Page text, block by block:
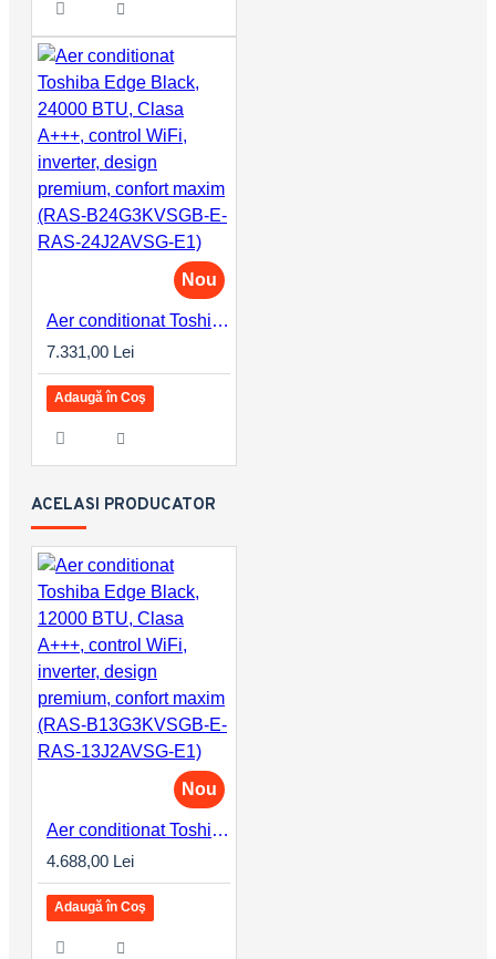
Nou
Aer conditionat Toshiba Edge Black, 24000 BTU, Clasa A+++, control WiFi, inverter, design premium, confort maxim (RAS-B24G3KVSGB-E-RAS-24J2AVSG-E1)
7.331,00 Lei
Adaugă în Coş
ACELASI PRODUCATOR
Nou
Aer conditionat Toshiba Edge Black, 12000 BTU, Clasa A+++, control WiFi, inverter, design premium, confort maxim (RAS-B13G3KVSGB-E-RAS-13J2AVSG-E1)
4.688,00 Lei
Adaugă în Coş